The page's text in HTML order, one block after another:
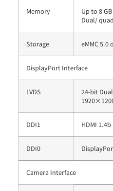
Memory
Up to 8
Dual/
Storage eMMC 5.0
DisplayPort Interface
LVDS
24-bit
DDI1 HDMI
DDI0
Camera Interface